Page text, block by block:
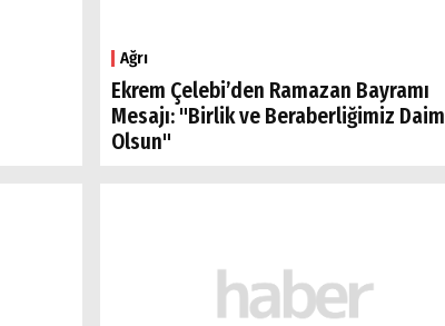
Ağrı
Ekrem Çelebi’den Ramazan Bayramı
Mesajı: "Birlik ve Beraberliğimiz Daim
Olsun"